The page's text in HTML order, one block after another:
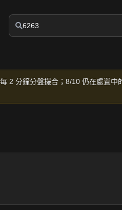
2 分鐘分盤撮合；8/10 仍在處置